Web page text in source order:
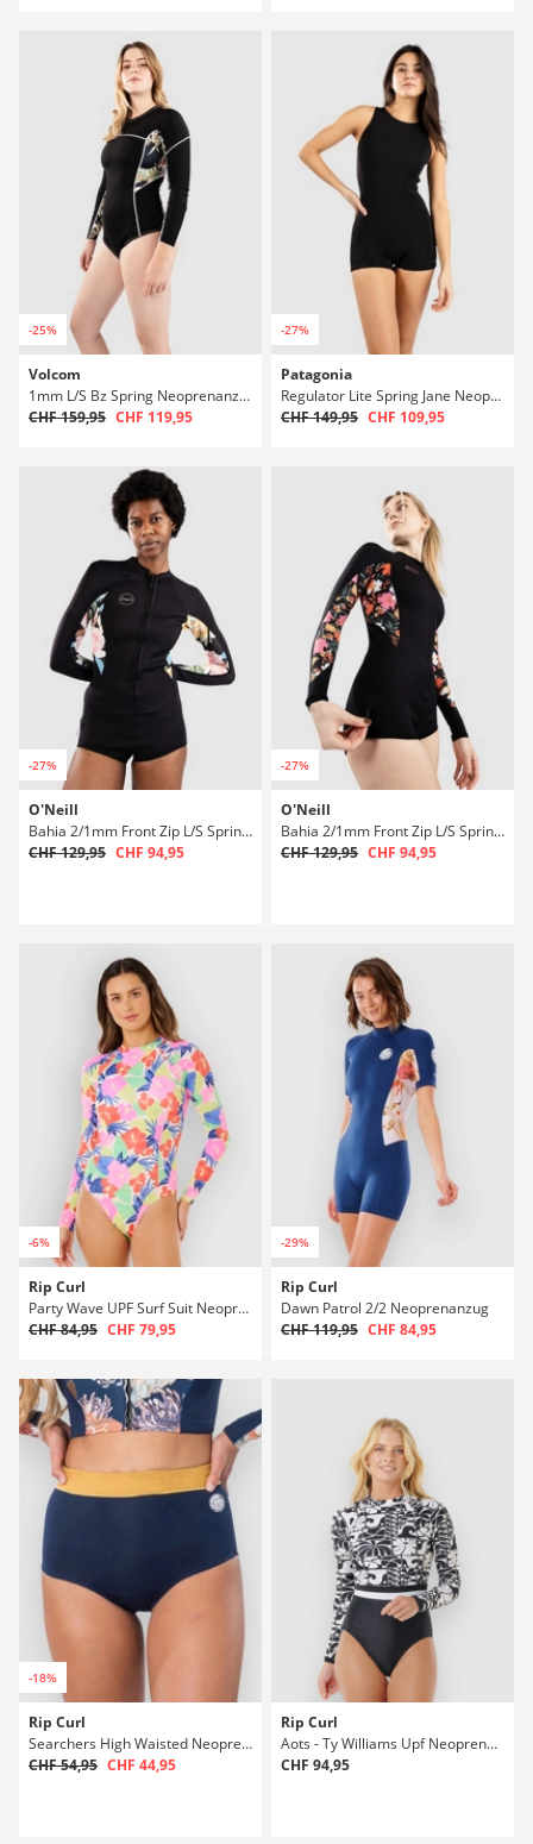
-25%
Volcom
1mm L/S Bz Spring Neoprenanzug
CHF 159,95 CHF 119,95
-27%
Patagonia
Regulator Lite Spring Jane Neoprenanzug
CHF 149,95 CHF 109,95
-27%
O'Neill
Bahia 2/1mm Front Zip L/S Spring Neoprenanzug
CHF 129,95 CHF 94,95
-27%
O'Neill
Bahia 2/1mm Front Zip L/S Spring Neoprenanzug
CHF 129,95 CHF 94,95
-6%
Rip Curl
Party Wave UPF Surf Suit Neoprenanzug
CHF 84,95 CHF 79,95
-29%
Rip Curl
Dawn Patrol 2/2 Neoprenanzug
CHF 119,95 CHF 84,95
-18%
Rip Curl
Searchers High Waisted Neoprenanzug
CHF 54,95 CHF 44,95
Rip Curl
Aots - Ty Williams Upf Neoprenanzug
CHF 94,95